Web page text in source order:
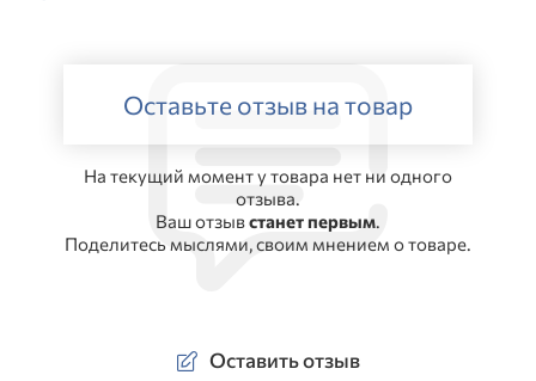
Оставьте отзыв на товар
На текущий момент у товара нет ни одного
отзыва.
Ваш отзывстанет первым.
Поделитесь мыслями, своим мнением о товаре.
Оставить отзыв